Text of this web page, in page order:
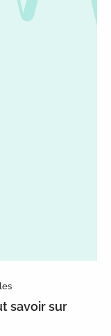
savoir sur